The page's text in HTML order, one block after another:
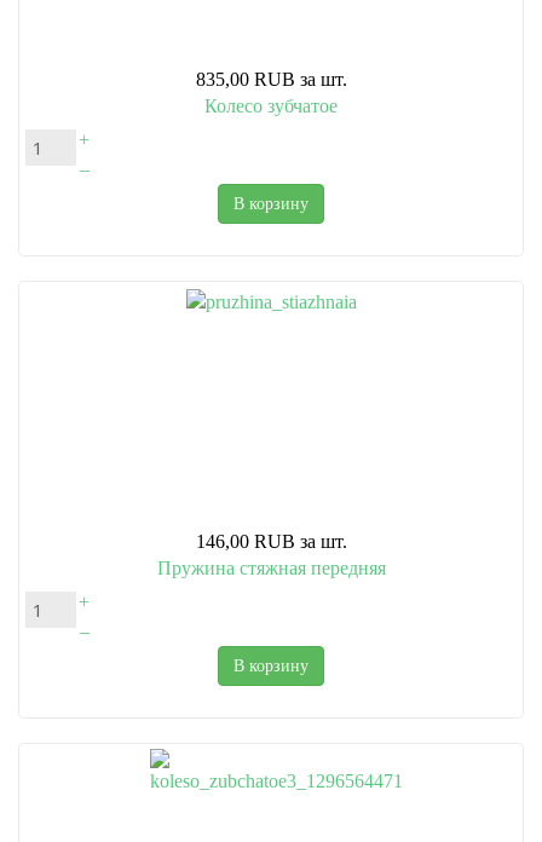
835,00 RUB за шт.
Колесо зубчатое
+
–
В корзину
146,00 RUB за шт.
Пружина стяжная передняя
+
–
В корзину